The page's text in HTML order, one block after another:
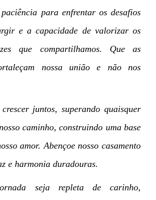
para enfrentar os desafios
e a capacidade de valorizar os
que compartilhamos. Que as
nossa união e não nos
crescer juntos, superando quaisquer
caminho, construindo uma base
amor. Abençoe nosso casamento
e harmonia duradouras.
seja repleta de carinho,